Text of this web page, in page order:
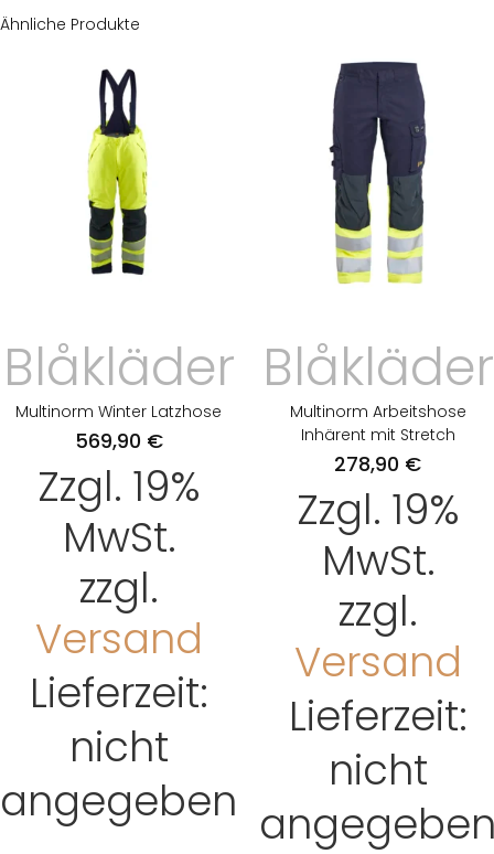
Ähnliche Produkte
Blåkläder
Multinorm Winter Latzhose
569,90 €
Zzgl. 19%
MwSt.
zzgl.
Versand
Lieferzeit:
nicht
angegeben
Blåkläder
Multinorm Arbeitshose
Inhärent mit Stretch
278,90 €
Zzgl. 19%
MwSt.
zzgl.
Versand
Lieferzeit:
nicht